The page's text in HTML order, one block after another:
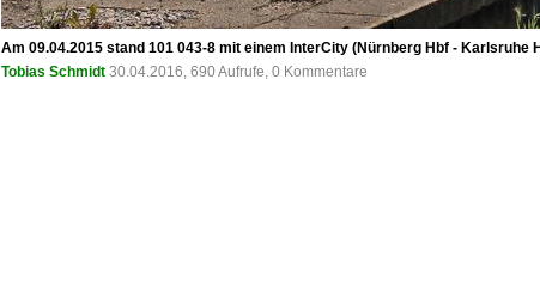
Am 09.04.2015 stand 101 043-8 mit einem InterCity (Nürnberg Hbf -
Tobias Schmidt 30.04.2016, 690 Aufrufe, 0 Kommentare